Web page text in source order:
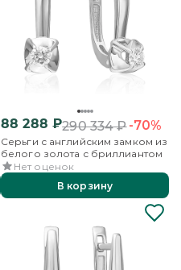
88 288 ₽290 334₽-70%
Серьги с английским замком из
белого золота с бриллиантом
Нет оценок
В корзину